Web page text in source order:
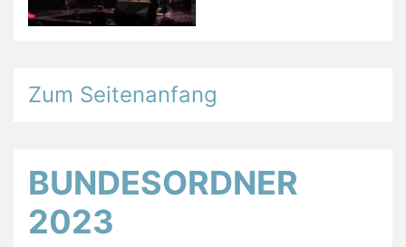
Zum Seitenanfang
BUNDESORDNER
2023